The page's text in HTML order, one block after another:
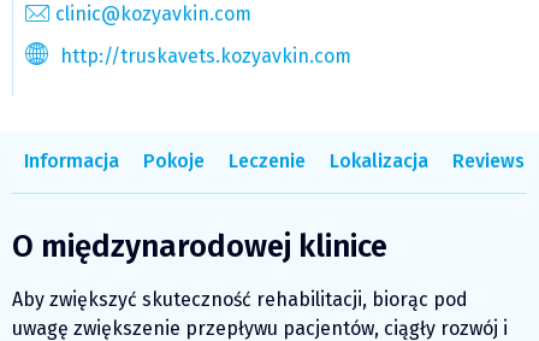
clinic@kozyavkin.com
http://truskavets.kozyavkin.com
Informacja Pokoje Leczenie Lokalizacja Reviews
O międzynarodowej klinice
Aby zwiększyć skuteczność rehabilitacji, biorąc pod
uwagę zwiększenie przepływu pacjentów, ciągły rozwój i